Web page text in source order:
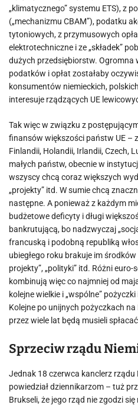
„klimatycznego” systemu ETS), z
(„mechanizmu CBAM”), podatku
tytoniowych, z przymusowych
elektrotechniczne i ze „składek”
dużych przedsiębiorstw. Ogromna
podatków i opłat zostałaby
konsumentów niemieckich,
interesuje rządzących UE
Tak więc w związku z
finansów większości państw UE –
Finlandii, Holandii, Irlandii, Czech,
małych państw, obecnie w
wszyscy chcą coraz większych
„projekty” itd. W sumie chcą
następne. A ponieważ z każdym
budżetowe deficyty i długi
bankrutującą, bo nadzwyczaj
francuską i podobną republiką
ubiegłego roku brakuje im
projekty”, „polityki” itd. Różni euro-
kombinują więc co najmniej od
kolejne wielkie i „wspólne”
Kolejne po unijnych pożyczkach
przez wiele lat będą musieli
Sprzeciw rządu
Jednak 18 czerwca kanclerz rządu
powiedział dziennikarzom – tuż
Brukseli, że jego rząd nie zgodzi